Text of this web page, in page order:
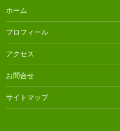
ョ
ン
ホーム
プロフィール
アクセス
お問合せ
サイトマップ